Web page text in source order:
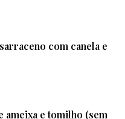
com canela e
e tomilho (sem